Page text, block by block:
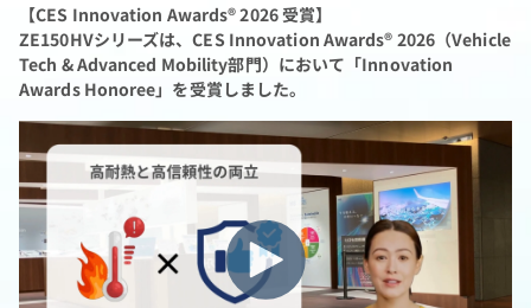
【CES Innovation Awards® 2026 受賞】
ZE150HVシリーズは、CES Innovation Awards® 2026（Vehicle
Tech & Advanced Mobility部門）において「Innovation
Awards Honoree」を受賞しました。